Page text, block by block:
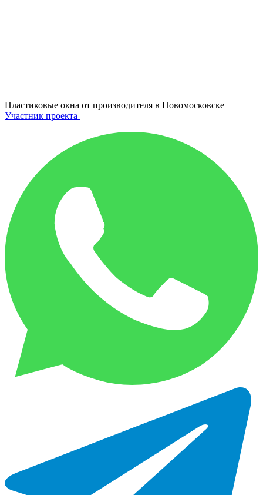
Пластиковые окна от производителя в Новомосковске
Участник проекта